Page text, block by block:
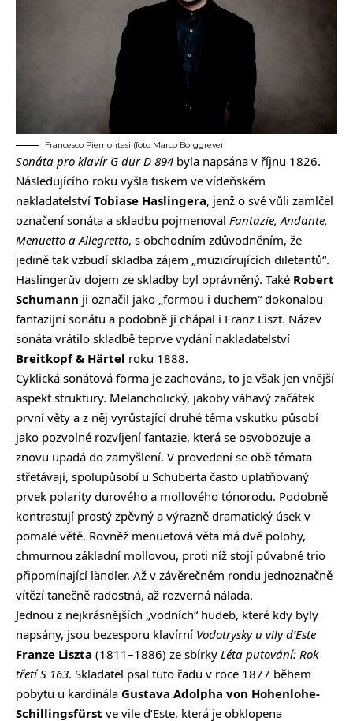
Francesco Piemontesi (foto Marco Borggreve)
Sonáta pro klavír G dur D 894 byla napsána v říjnu 1826.
Následujícího roku vyšla tiskem ve vídeňském
nakladatelství Tobiase Haslingera, jenž o své vůli zamlčel
označení sonáta a skladbu pojmenoval Fantazie, Andante,
Menuetto a Allegretto, s obchodním zdůvodněním, že
jedině tak vzbudí skladba zájem „muzicírujících diletantů“.
Haslingerův dojem ze skladby byl oprávněný. Také Robert
Schumann ji označil jako „formou i duchem“ dokonalou
fantazijní sonátu a podobně ji chápal i Franz Liszt. Název
sonáta vrátilo skladbě teprve vydání nakladatelství
Breitkopf & Härtel roku 1888.
Cyklická sonátová forma je zachována, to je však jen vnější
aspekt struktury. Melancholický, jakoby váhavý začátek
první věty a z něj vyrůstající druhé téma vskutku působí
jako pozvolné rozvíjení fantazie, která se osvobozuje a
znovu upadá do zamyšlení. V provedení se obě témata
střetávají, spolupůsobí u Schuberta často uplatňovaný
prvek polarity durového a mollového tónorodu. Podobně
kontrastují prostý zpěvný a výrazně dramatický úsek v
pomalé větě. Rovněž menuetová věta má dvě polohy,
chmurnou základní mollovou, proti níž stojí půvabné trio
připomínající ländler. Až v závěrečném rondu jednoznačně
vítězí tanečně radostná, až rozverná nálada.
Jednou z nejkrásnějších „vodních“ hudeb, které kdy byly
napsány, jsou bezesporu klavírní Vodotrysky u vily d’Este
Franze Liszta (1811–1886) ze sbírky Léta putování: Rok
třetí S 163. Skladatel psal tuto řadu v roce 1877 během
pobytu u kardinála Gustava Adolpha von Hohenlohe-
Schillingsfürst ve vile d’Este, která je obklopena